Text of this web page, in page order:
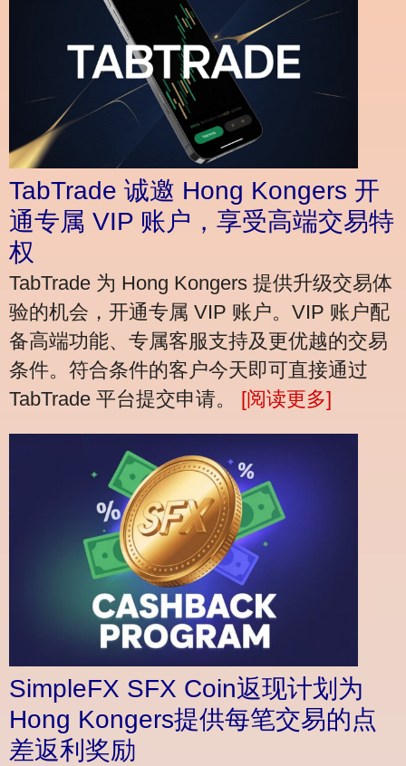
TabTrade 诚邀 Hong Kongers 开
通专属 VIP 账户，享受高端交易特
权
TabTrade 为 Hong Kongers 提供升级交易体
验的机会，开通专属 VIP 账户。VIP 账户配
备高端功能、专属客服支持及更优越的交易
条件。符合条件的客户今天即可直接通过
TabTrade 平台提交申请。
[阅读更多]
SimpleFX SFX Coin返现计划为
Hong Kongers提供每笔交易的点
差返利奖励